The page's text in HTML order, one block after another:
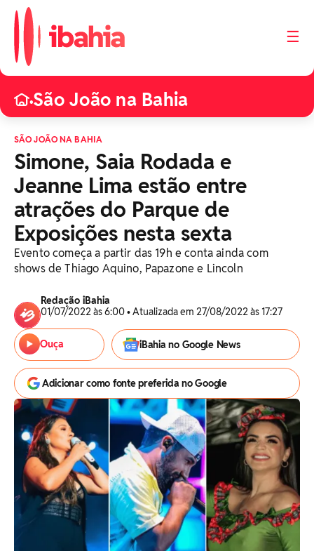
☰
•São João na Bahia
SÃO JOÃO NA BAHIA
Simone, Saia Rodada e
Jeanne Lima estão entre
atrações do Parque de
Exposições nesta sexta
Evento começa a partir das 19h e conta ainda com
shows de Thiago Aquino, Papazone e Lincoln
Redação iBahia
01/07/2022 às 6:00 • Atualizada em 27/08/2022 às 17:27
Ouça iBahia no Google News
Adicionar como fonte preferida no Google